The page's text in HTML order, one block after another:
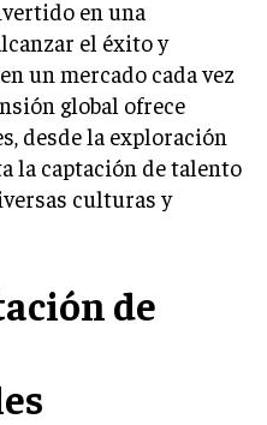
en una
el éxito y
un mercado cada vez
global ofrece
desde la exploración
la captación de talento
culturas y
de